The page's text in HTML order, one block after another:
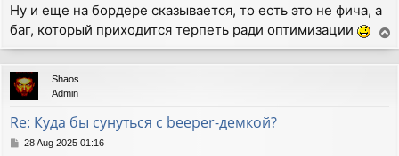
Ну и еще на бордере сказывается, то есть это не фича, а
баг, который приходится терпеть ради оптимизации
o
p
Shaos
Admin
Re: Куда бы сунуться с beeper-демкой?
P28 Aug 2025 01:16